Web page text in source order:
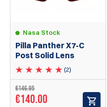
Nasa Stock
Pilla Panther X7-C
Post Solid Lens
(2)
€146.95
€140.00